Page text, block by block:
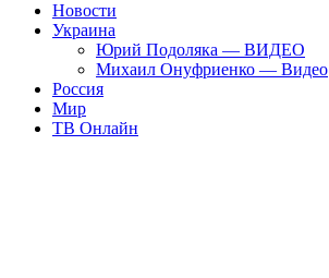
Новости
Украина
Юрий Подоляка — ВИДЕО
Михаил Онуфриенко — Видео
Россия
Мир
ТВ Онлайн